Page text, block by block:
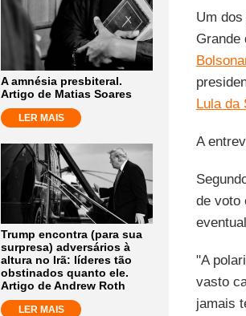
A amnésia presbiteral.
Artigo de Matias Soares
LER MAIS
Trump encontra (para sua
surpresa) adversários à
altura no Irã: líderes tão
obstinados quanto ele.
Artigo de Andrew Roth
LER MAIS
Um
Grande
Lula da
A
de voto
"A
vasto
jamais